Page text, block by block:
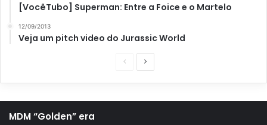
[VocêTubo] Superman: Entre a Foice e o Martelo
12/09/2013
Veja um pitch video do Jurassic World
MDM “Golden” era